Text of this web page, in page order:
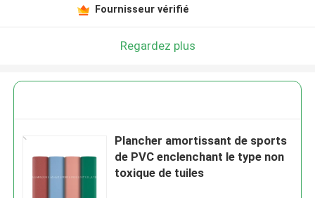
Fournisseur vérifié
Regardez plus
Plancher amortissant de sports
de PVC enclenchant le type non
toxique de tuiles